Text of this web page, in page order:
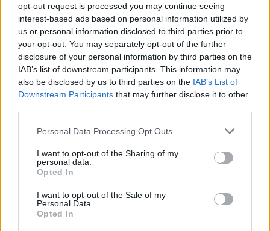
opt-out request is processed you may continue seeing
interest-based ads based on personal information utilized by
us or personal information disclosed to third parties prior to
your opt-out. You may separately opt-out of the further
disclosure of your personal information by third parties on the
IAB’s list of downstream participants. This information may
also be disclosed by us to third parties on the IAB’s List of
Downstream Participants that may further disclose it to other
Personal Data Processing Opt Outs
I want to opt-out of the Sharing of my
personal data.
Opted In
I want to opt-out of the Sale of my
Personal Data.
Opted In
pesar por la marcha del equipo, que encara el
segundo parón por citas internacionales como
colista de LaLiga EA Sports con solo tres puntos
merced a seis derrotas y tres empates.
Comentarios (0)
LO MÁS LEÍDO
Fallece un bebé de 20 meses por un
Fuerteventura Santiago de Compostela